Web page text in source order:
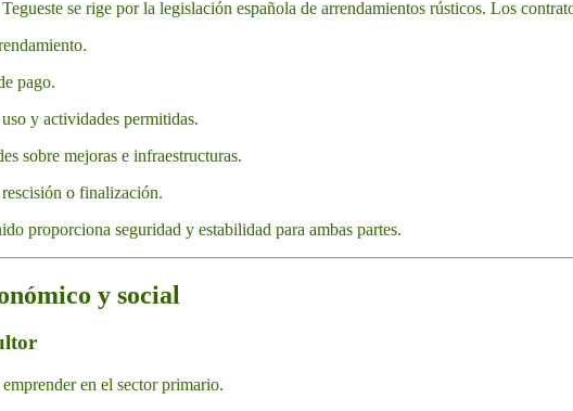
se rige por la legislación española de arrendamientos rústicos. Los
pago.
y actividades permitidas.
sobre mejoras e infraestructuras.
o finalización.
proporciona seguridad y estabilidad para ambas partes.
y social
en el sector primario.